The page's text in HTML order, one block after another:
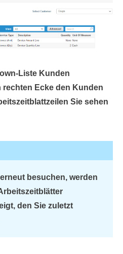
Liste Kunden
Ecke den Kunden
Sie sehen
besuchen, werden
den Sie zuletzt